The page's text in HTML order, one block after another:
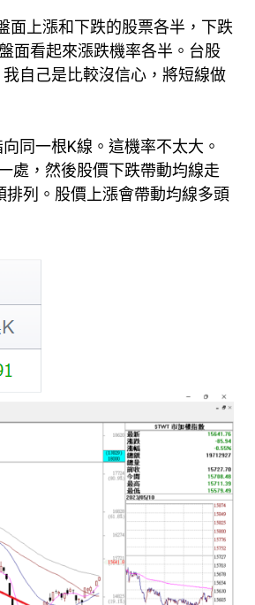
面上漲和下跌的股票各半，下跌
面看起來漲跌機率各半。台股
自己是比較沒信心，將短線做
同一根K線。這機率不太大。
處，然後股價下跌帶動均線走
列。股價上漲會帶動均線多頭